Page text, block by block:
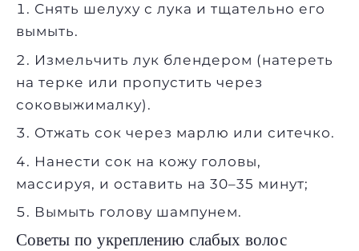
Снять шелуху с лука и тщательно его
вымыть.
Измельчить лук блендером (натереть
на терке или пропустить через
соковыжималку).
Отжать сок через марлю или ситечко.
Нанести сок на кожу головы,
массируя, и оставить на 30–35 минут;
Вымыть голову шампунем.
Советы по укреплению слабых волос